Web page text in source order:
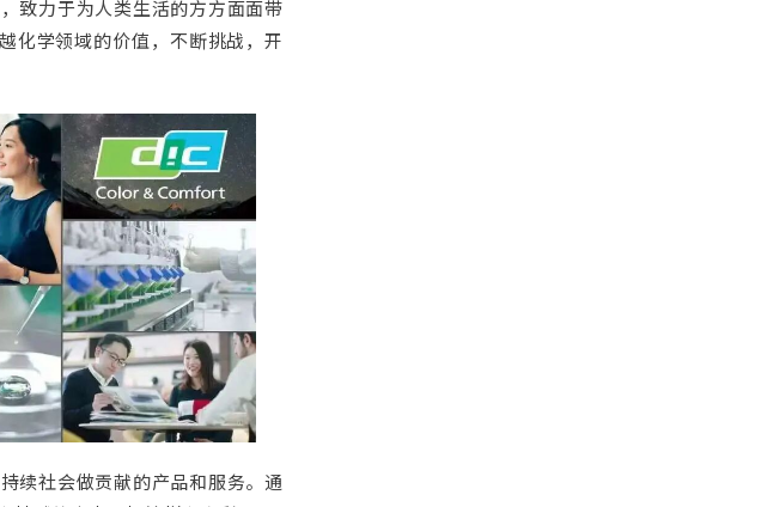
致力于为人类生活的方方面面带
化学领域的价值，不断挑战，开
续社会做贡献的产品和服务。通